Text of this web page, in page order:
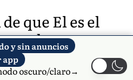
que El es el
de su
unas
en El de
y sin anuncios
app
oscuro/claro→